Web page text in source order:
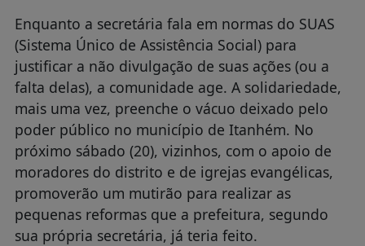
Enquanto a secretária fala em normas do SUAS
(Sistema Único de Assistência Social) para
justificar a não divulgação de suas ações (ou a
falta delas), a comunidade age. A solidariedade,
mais uma vez, preenche o vácuo deixado pelo
poder público no município de Itanhém. No
próximo sábado (20), vizinhos, com o apoio de
moradores do distrito e de igrejas evangélicas,
promoverão um mutirão para realizar as
pequenas reformas que a prefeitura, segundo
sua própria secretária, já teria feito.